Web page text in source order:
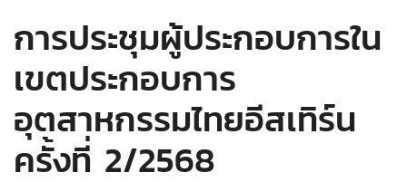
การประชุมผู้ประกอบการใน
เขตประกอบการ
อุตสาหกรรมไทยอีสเทิร์น
ครั้งที่ 2/2568